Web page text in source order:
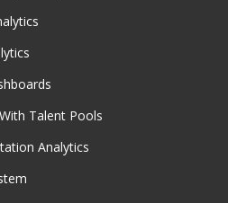
Talent Pools
Analytics